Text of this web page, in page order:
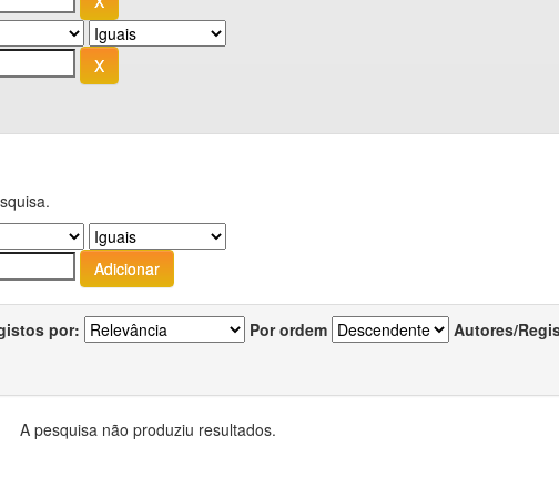
por: Por ordem Autores/
A pesquisa não produziu resultados.